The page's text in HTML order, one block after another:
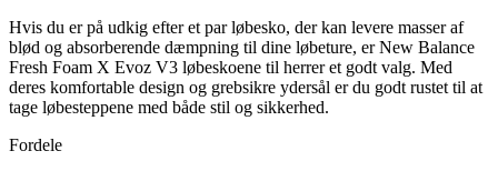
Hvis du er på udkig efter et par løbesko, der kan levere masser af
blød og absorberende dæmpning til dine løbeture, er New Balance
Fresh Foam X Evoz V3 løbeskoene til herrer et godt valg. Med
deres komfortable design og grebsikre ydersål er du godt rustet til at
tage løbesteppene med både stil og sikkerhed.
Fordele